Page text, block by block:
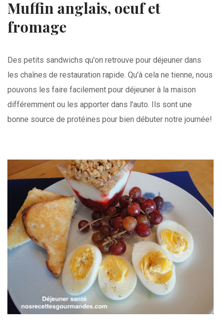
Muffin anglais, oeuf et
fromage
Des petits sandwichs qu'on retrouve pour déjeuner dans
les chaînes de restauration rapide. Qu'à cela ne tienne, nous
pouvons les faire facilement pour déjeuner à la maison
différemment ou les apporter dans l'auto. Ils sont une
bonne source de protéines pour bien débuter notre journée!